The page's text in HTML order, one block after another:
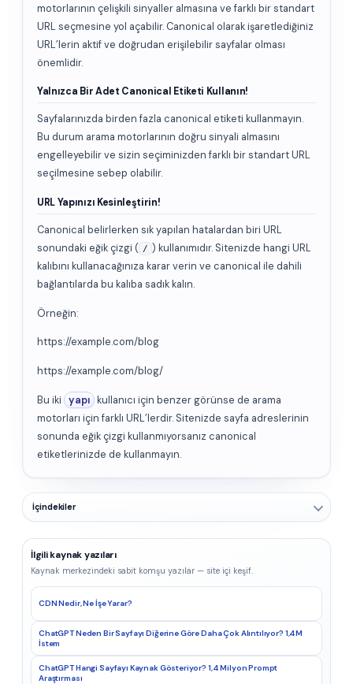
motorlarının çelişkili sinyaller almasına ve farklı bir standart
URL seçmesine yol açabilir. Canonical olarak işaretlediğiniz
URL’lerin aktif ve doğrudan erişilebilir sayfalar olması
önemlidir.
Yalnızca Bir Adet Canonical Etiketi Kullanın!
Sayfalarınızda birden fazla canonical etiketi kullanmayın.
Bu durum arama motorlarının doğru sinyali almasını
engelleyebilir ve sizin seçiminizden farklı bir standart URL
seçilmesine sebep olabilir.
URL Yapınızı Kesinleştirin!
Canonical belirlerken sık yapılan hatalardan biri URL
sonundaki eğik çizgi ( / ) kullanımıdır. Sitenizde hangi URL
kalıbını kullanacağınıza karar verin ve canonical ile dahili
bağlantılarda bu kalıba sadık kalın.
Örneğin:
https://example.com/blog
https://example.com/blog/
Bu iki yapı kullanıcı için benzer görünse de arama
motorları için farklı URL’lerdir. Sitenizde sayfa adreslerinin
sonunda eğik çizgi kullanmıyorsanız canonical
etiketlerinizde de kullanmayın.
İçindekiler
İlgili kaynak yazıları
Kaynak merkezindeki sabit komşu yazılar — site içi keşif.
CDN Nedir, Ne İşe Yarar?
ChatGPT Neden Bir Sayfayı Diğerine Göre Daha Çok Alıntılıyor? 1,4M
İstem
ChatGPT Hangi Sayfayı Kaynak Gösteriyor? 1,4 Milyon Prompt
Araştırması